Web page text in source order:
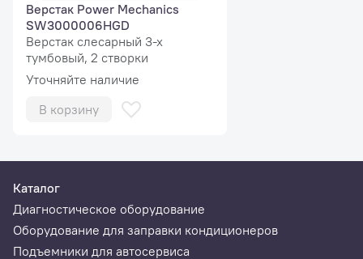
Ультразвуковое устройство Smart Sonar ™
Автоматический ввод ширины обода с помощью УЗ
детектора Smart Sonar™ вместе с вводом диаметра и
расстояния измерительным рычагом 2D-SAPE делают
стенд идеальным решением для СТО с большим
объёмом работ.
Верстак Power Mechanics
SW3000006HGD
Верстак слесарный 3-х
тумбовый, 2 створки
Уточняйте наличие
В корзину
Каталог
Диагностическое оборудование
Оборудование для заправки кондиционеров
Подъемники для автосервиса